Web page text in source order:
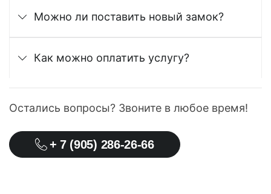
Можно ли поставить новый замок?
Как можно оплатить услугу?
Остались вопросы? Звоните в любое время!
+ 7 (905) 286-26-66